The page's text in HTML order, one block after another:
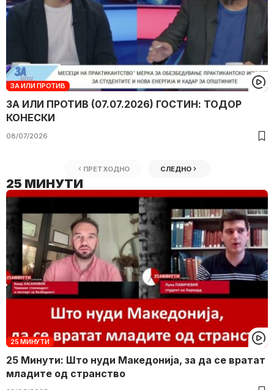
ЗА ИЛИ ПРОТИВ
ЗА ИЛИ ПРОТИВ (07.07.2026) ГОСТИН: ТОДОР
КОНЕСКИ
08/07/2026
ПРЕТХОДНО СЛЕДНО
25 МИНУТИ
25 МИНУТИ
25 Минути: Што нуди Македонија, за да се вратат
младите од странство